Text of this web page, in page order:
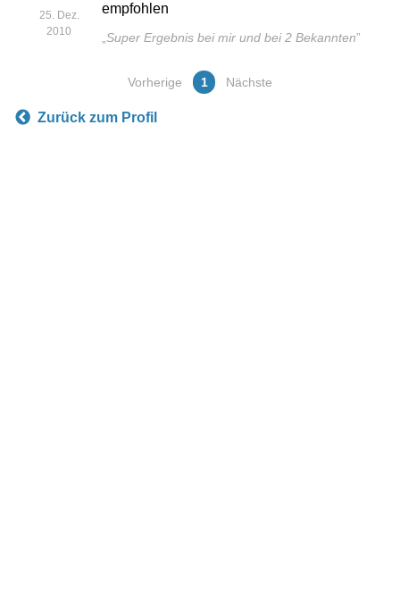
25. Dez.
2010
empfohlen
Super Ergebnis bei mir und bei 2 Bekannten”
Vorherige 1 Nächste
Zurück zum Profil